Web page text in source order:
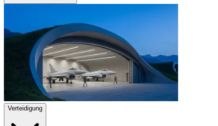
Verteidigung